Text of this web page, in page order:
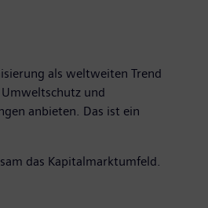
als weltweiten Trend
und
anbieten. Das ist ein
das Kapitalmarktumfeld.